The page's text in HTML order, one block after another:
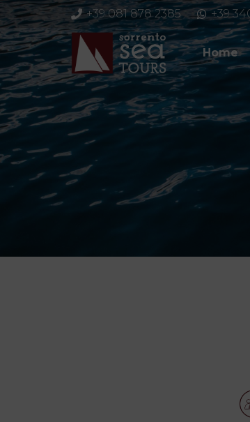
+39 081 878 2385 +39
Home